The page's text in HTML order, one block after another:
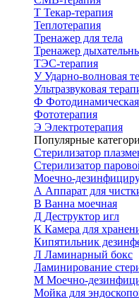
Т Текар-терапия
Теплотерапия
Тренажер для тела
Тренажер
ТЭС-терапия
УУдарно-волновая
Ультразвуковая
Ф
Фототерапия
Э Электротерапия
Популярные
Стерилизатор
Стерилизатор
Моечно-
А Аппарат для
В Ванна моечная
Д Деструктор игл
К Камера для
Кипятильник
Л Ламинарный бокс
Ламинирование
М Моечно-
Мойка для